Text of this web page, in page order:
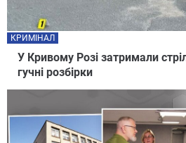
У Кривому Розі затримали
гучні розбірки
КРИМІНАЛ